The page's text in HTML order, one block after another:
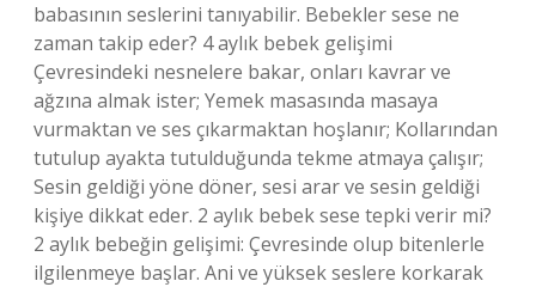
babasının seslerini tanıyabilir. Bebekler sese ne
zaman takip eder? 4 aylık bebek gelişimi
Çevresindeki nesnelere bakar, onları kavrar ve
ağzına almak ister; Yemek masasında masaya
vurmaktan ve ses çıkarmaktan hoşlanır; Kollarından
tutulup ayakta tutulduğunda tekme atmaya çalışır;
Sesin geldiği yöne döner, sesi arar ve sesin geldiği
kişiye dikkat eder. 2 aylık bebek sese tepki verir mi?
2 aylık bebeğin gelişimi: Çevresinde olup bitenlerle
ilgilenmeye başlar. Ani ve yüksek seslere korkarak